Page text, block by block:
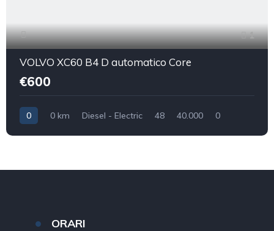
1
VOLVO XC60 B4 D automatico Core
€600
0 0 km Diesel - Electric 48 40.000 0
ORARI